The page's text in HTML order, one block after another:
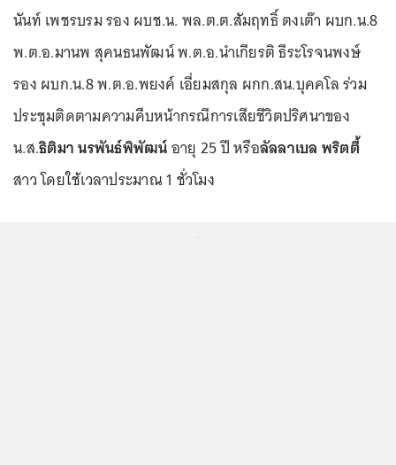
นันท์ เพชรบรม รอง ผบช.น. พล.ต.ต.สัมฤทธิ์ ตงเต๊า ผบก.น.8
พ.ต.อ.มานพ สุคนธนพัฒน์ พ.ต.อ.นำเกียรติ ธีระโรจนพงษ์
รอง ผบก.น.8 พ.ต.อ.พยงค์ เอี่ยมสกุล ผกก.สน.บุคคโล ร่วม
ประชุมติดตามความคืบหน้ากรณีการเสียชีวิตปริศนาของ
น.ส.ธิติมา นรพันธ์พิพัฒน์อายุ 25 ปี หรือลัลลาเบล พริตตี้
สาว โดยใช้เวลาประมาณ 1 ชั่วโมง